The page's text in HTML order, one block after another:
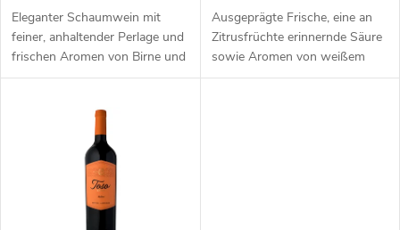
t
i
r
o
Eleganter Schaumwein mit
feiner, anhaltender Perlage und
frischen Aromen von Birne und
weißem Pfirsich.
Ausgeprägte Frische, eine an
Zitrusfrüchte erinnernde Säure
sowie Aromen von weißem
Pfirsich und Ananas.